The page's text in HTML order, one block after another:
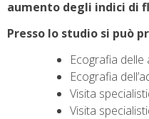
aumento degli indici di
Presso lo studio si può
Ecografia
Ecografia
Visita
Visita